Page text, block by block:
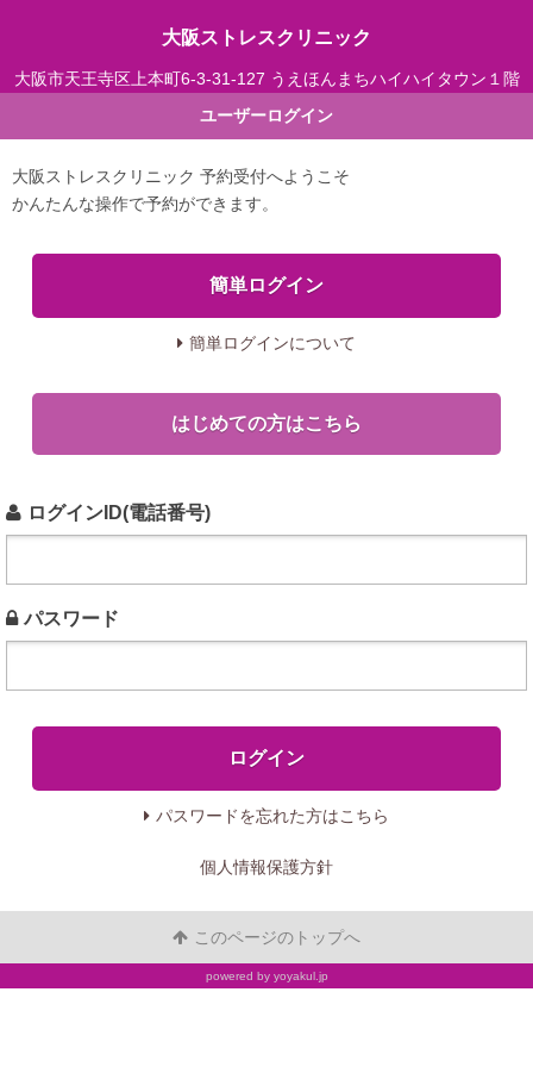
大阪ストレスクリニック
大阪市天王寺区上本町6-3-31-127 うえほんまちハイハイタウン１階
ユーザーログイン
大阪ストレスクリニック 予約受付へようこそ
かんたんな操作で予約ができます。
簡単ログインについて
はじめての方はこちら
ログインID(電話番号)
パスワード
パスワードを忘れた方はこちら
個人情報保護方針
このページのトップへ
powered by yoyakul.jp